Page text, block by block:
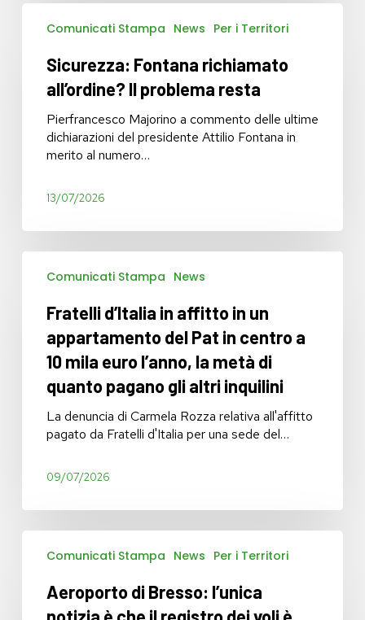
Fontana
all’ordine?
problema
resta
Comunicati Stampa News Per i Territori
Sicurezza: Fontana richiamato
all’ordine? Il problema resta
Pierfrancesco Majorino a commento delle ultime
dichiarazioni del presidente Attilio Fontana in
merito al numero…
13/07/2026
d’Italia
affitto
appartamento
centro
euro
l’anno,
metà
quanto
Comunicati Stampa News
Fratelli d’Italia in affitto in un
appartamento del Pat in centro a
10 mila euro l’anno, la metà di
quanto pagano gli altri inquilini
La denuncia di Carmela Rozza relativa all'affitto
pagato da Fratelli d'Italia per una sede del…
09/07/2026
l’unica
notizia
Comunicati Stampa News Per i Territori
Aeroporto di Bresso: l’unica
notizia è che il registro dei voli è